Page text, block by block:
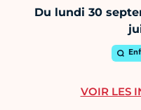
Du lundi 30
VOIR LES